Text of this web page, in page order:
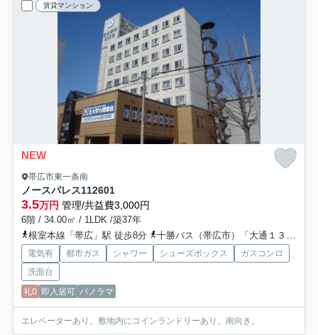
賃貸マンション
NEW
帯広市東一条南
ノースパレス112601
3.5万円 管理/共益費3,000円
6階 / 34.00㎡ / 1LDK /築37年
根室本線「帯広」駅 徒歩8分
十勝バス（帯広市）「大通１３丁目」バス停下車 徒歩2分
電気有 都市ガス シャワー シューズボックス
ガスコンロ
洗面台
礼0 即入居可 パノラマ
エレベーターあり。敷地内にコインランドリーあり。南向き。